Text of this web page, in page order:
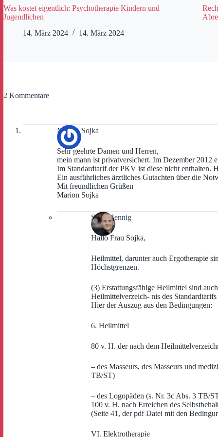
Was kostet eigentlich: Psychotherapie Kindern und
Jugendlichen
14. März 2024
14. März 2024
2 Kommentare
Marion Sojka
Sehr geehrte Damen und Herren,
mein mann ist privatversichert. Im Dezember 2012
Im Standardtarif der PKV ist diese nicht enthalten.
Ein ausführliches ärztliches Gutachten über die
Mit freundlichen Grüßen
Marion Sojka
Sven Hennig
Hallo Frau Sojka,
Heilmittel, darunter auch Ergotherapie
Höchstgrenzen.
(3) Erstattungsfähige Heilmittel sind
Heilmittelverzeich- nis des
Hier der Auszug aus den Bedingungen:
6. Heilmittel
80 v. H. der nach dem
– des Masseurs, des Masseurs und
TB/ST)
– des Logopäden (s. Nr. 3c Abs. 3 TB/
100 v. H. nach Erreichen des
(Seite 41, der pdf Datei mit den
VI. Elektrotherapie